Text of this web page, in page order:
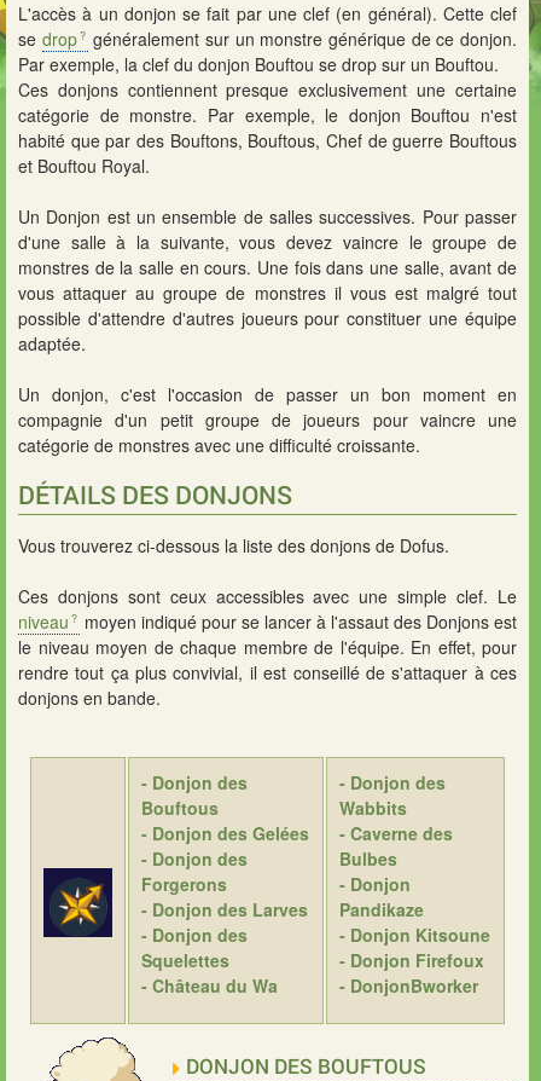
L'accès à un donjon se fait par une clef (en général). Cette clef
se drop
généralement sur un monstre générique de ce donjon.
Par exemple, la clef du donjon Bouftou se drop sur un Bouftou.
Ces donjons contiennent presque exclusivement une certaine
catégorie de monstre. Par exemple, le donjon Bouftou n'est
habité que par des Bouftons, Bouftous, Chef de guerre Bouftous
et Bouftou Royal.
Un Donjon est un ensemble de salles successives. Pour passer
d'une salle à la suivante, vous devez vaincre le groupe de
monstres de la salle en cours. Une fois dans une salle, avant de
vous attaquer au groupe de monstres il vous est malgré tout
possible d'attendre d'autres joueurs pour constituer une équipe
adaptée.
Un donjon, c'est l'occasion de passer un bon moment en
compagnie d'un petit groupe de joueurs pour vaincre une
catégorie de monstres avec une difficulté croissante.
DÉTAILS DES DONJONS
Vous trouverez ci-dessous la liste des donjons de Dofus.
Ces donjons sont ceux accessibles avec une simple clef. Le
niveau
moyen indiqué pour se lancer à l'assaut des Donjons est
le niveau moyen de chaque membre de l'équipe. En effet, pour
rendre tout ça plus convivial, il est conseillé de s'attaquer à ces
donjons en bande.
- Donjon des
Bouftous
- Donjon des Gelées
- Donjon des
Forgerons
- Donjon des Larves
- Donjon des
Squelettes
- Château du Wa
- Donjon des
Wabbits
- Caverne des
Bulbes
- Donjon
Pandikaze
- Donjon Kitsoune
- Donjon Firefoux
- DonjonBworker
DONJON DES BOUFTOUS